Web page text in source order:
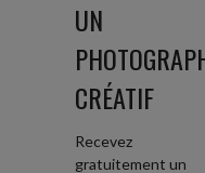
UN
CRÉATIF
Recevez
gratuitement un